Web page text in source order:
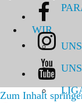
WIR
Zum Inhalt